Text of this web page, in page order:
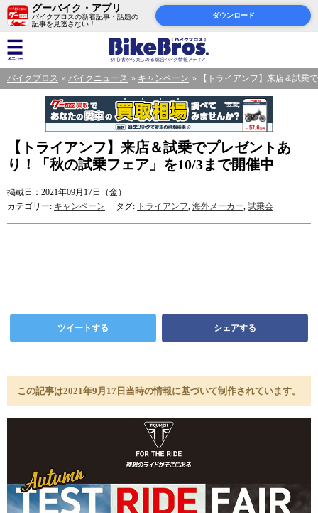
グーバイク・アプリ
バイクブロスの新着記事・話題の
記事を見逃さない！
ダウンロード
バイクブロス バイクニュース キャンペーン 【トライアンフ】来店＆試乗
【トライアンフ】来店＆試乗でプレゼントあ
り！「秋の試乗フェア」を10/3まで開催中
掲載日：2021年09月17日（金）
カテゴリー: キャンペーン タグ: トライアンフ, 海外メーカー, 試乗会
ツイートする シェアする
この記事は2021年9月17日当時の情報に基づいて制作されています。